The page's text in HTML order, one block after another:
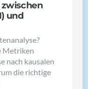
und
Metriken
nach kausalen
die richtige